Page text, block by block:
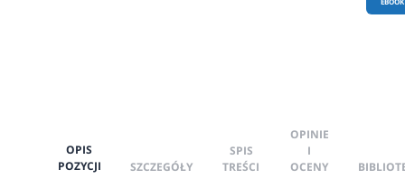
OPIS
POZYCJI
SZCZEGÓŁY
SPIS
TREŚCI
OPINIE
I
OCENY